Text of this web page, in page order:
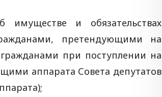
имуществе и обязательствах
претендующими на
при поступлении на
аппарата Совета депутатов